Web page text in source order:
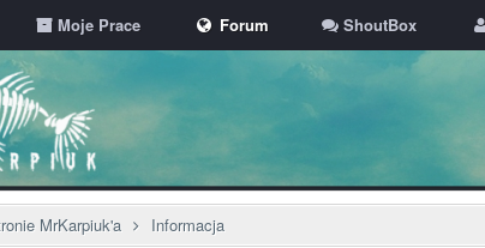
Moje Prace Forum ShoutBox
MrKarpiuk'a Informacja